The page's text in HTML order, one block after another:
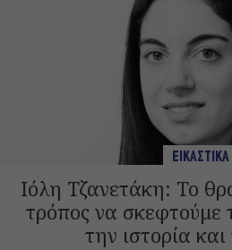
ΕΙΚΑΣΤΙΚΑ
Ιόλη Τζανετάκη: Το
τρόπος να σκεφτούμε
την ιστορία